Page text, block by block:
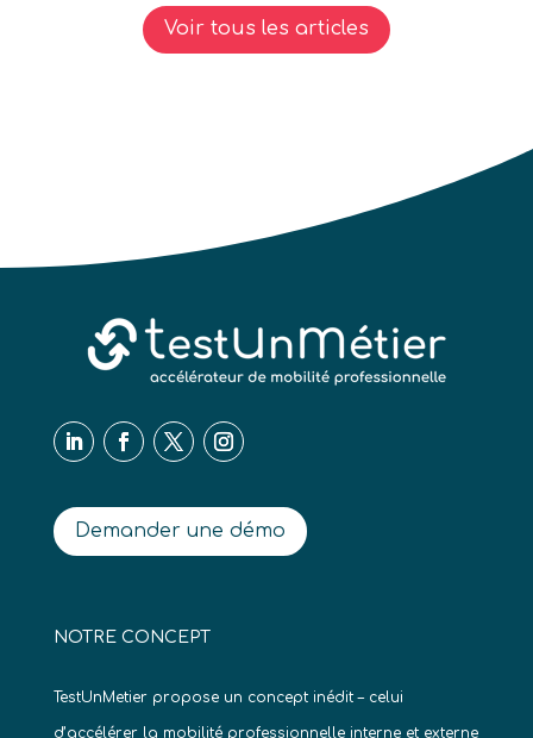
Voir tous les articles
Demander une démo
NOTRE CONCEPT
TestUnMetier propose un concept inédit – celui
d’accélérer la mobilité professionnelle interne et externe